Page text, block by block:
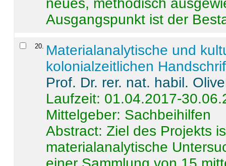
neues, methodisch
Ausgangspunkt ist der
20
Materialanalytische und
kolonialzeitlichen
Prof. Dr. rer. nat. habil.
Laufzeit: 01.04.2017-
Mittelgeber: Sachbeihilfen
Abstract:Ziel des Projekts
materialanalytische